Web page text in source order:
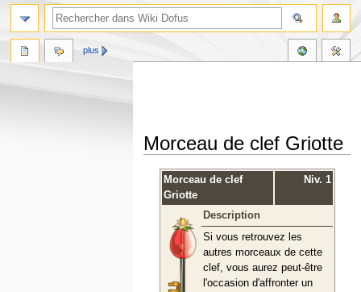
Morceau de clef Griotte
navigation
recherche
Morceau de clef
Griotte
Niv. 1
Description
Si vous retrouvez les
autres morceaux de cette
clef, vous aurez peut-être
l'occasion d'affronter un
plus